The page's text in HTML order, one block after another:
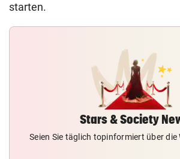
starten.
Stars & Society
Seien Sie täglich topinformiert über die